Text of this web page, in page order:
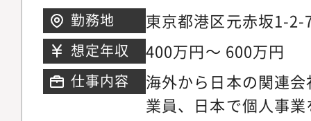
ルやクライアントサ
時に、時差や文化・
た時間の使い方や必
スピードの感覚を養
おける各種申告納税
勤務地 東京都港区元赤坂1-
想定年収 400万円～ 600万円
仕事内容
海外から日本の関連
業員、日本で個人事